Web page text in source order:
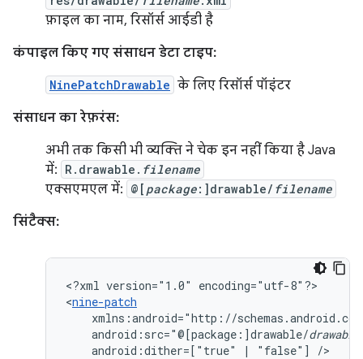
फ़ाइल का नाम, रिसॉर्स आईडी है
कंपाइल किए गए संसाधन डेटा टाइप:
NinePatchDrawable के लिए रिसॉर्स पॉइंटर
संसाधन का रेफ़रंस:
अभी तक किसी भी व्यक्ति ने चेक इन नहीं किया है Java
में: R.drawable. filename
एक्सएमएल में: @[ package:]drawable/ filename
सिंटैक्स:
<?xml version="1.0"
encoding="utf-8"?>
<nine-patch
android:src="@[package:]drawable/
android:dither=["true"
| "false"] />